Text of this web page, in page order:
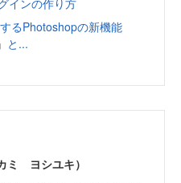
るPhotoshopの新機能
と...
ミ ヨシユキ）